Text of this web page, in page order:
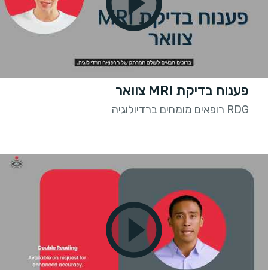
פענוח בדיקת MRI צוואר
RDG רופאים מומחים ברדיולוגיה